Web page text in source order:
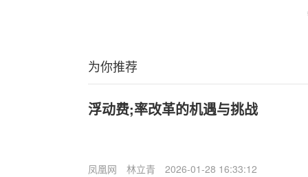
为你推荐
浮动费;率改革的机遇与挑战
凤凰网 林立青 2026-01-28 16:33:12